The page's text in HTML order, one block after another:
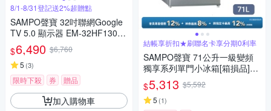
8/1-8/31登記送2%超贈點
SAMPO聲寶 32吋聯網Google
TV 5.0 顯示器 EM-32HF130
含基本安裝+舊機回收
$6,490 $6,760
5 (3)
限時下殺 券 贈品
加入購物車
結帳享折扣★刷聯名卡享分期0利率
SAMPO聲寶 71公升一級變頻
獨享系列單門小冰箱[箱損品]送
基本安裝+舊機回收
$5,313 $5,592
5 (1)